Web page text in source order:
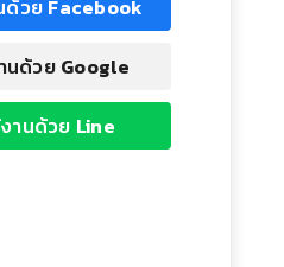
ด้วย Facebook
นด้วย Google
งานด้วย Line